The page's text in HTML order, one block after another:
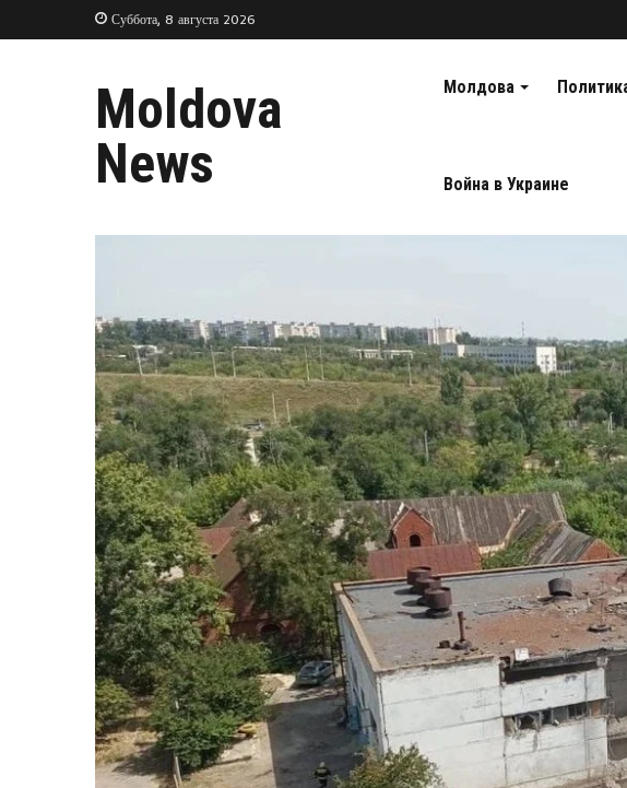
Суббота, 8 августа 2026
Moldova
News
Молдова
Война в Украине